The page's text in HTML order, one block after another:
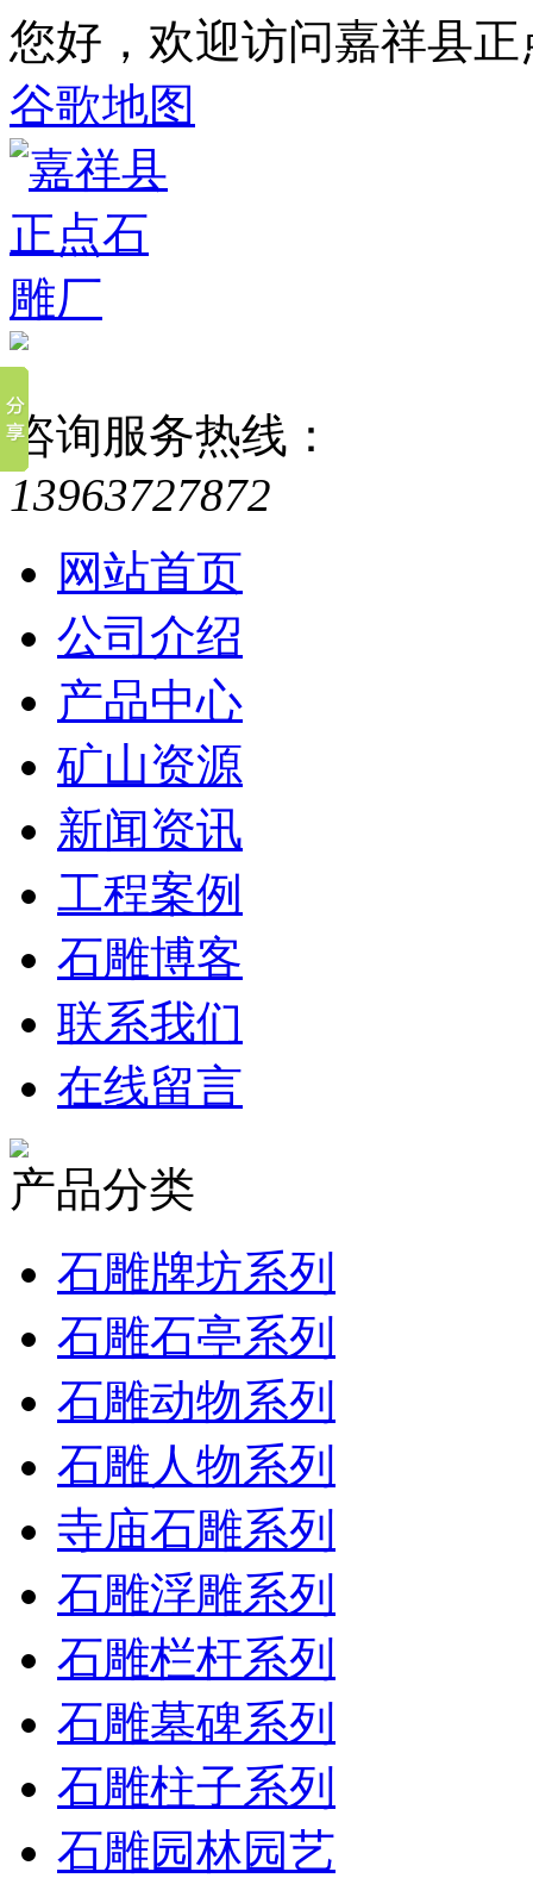
您好，欢迎访问嘉祥县
谷歌地图
咨询服务热线：
13963727872
网站首页
公司介绍
产品中心
矿山资源
新闻资讯
工程案例
石雕博客
联系我们
在线留言
产品分类
石雕牌坊系列
石雕石亭系列
石雕动物系列
石雕人物系列
寺庙石雕系列
石雕浮雕系列
石雕栏杆系列
石雕墓碑系列
石雕柱子系列
石雕园林园艺